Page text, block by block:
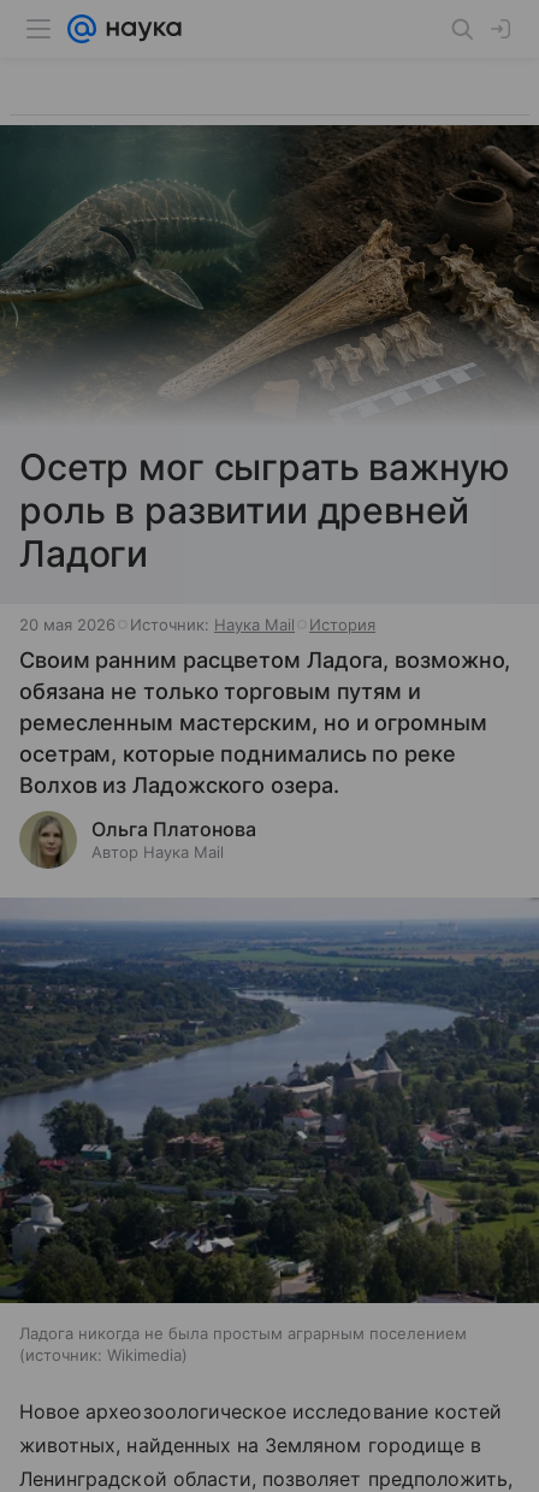
Осетр мог сыграть важную
роль в развитии древней
Ладоги
20 мая 2026 Источник: Наука Mail История
Своим ранним расцветом Ладога, возможно,
обязана не только торговым путям и
ремесленным мастерским, но и огромным
осетрам, которые поднимались по реке
Волхов из Ладожского озера.
Ольга Платонова
Автор Наука Mail
Ладога никогда не была простым аграрным поселением
источник: Wikimedia
Новое археозоологическое исследование костей
животных, найденных на Земляном городище в
Ленинградской области, позволяет предположить,